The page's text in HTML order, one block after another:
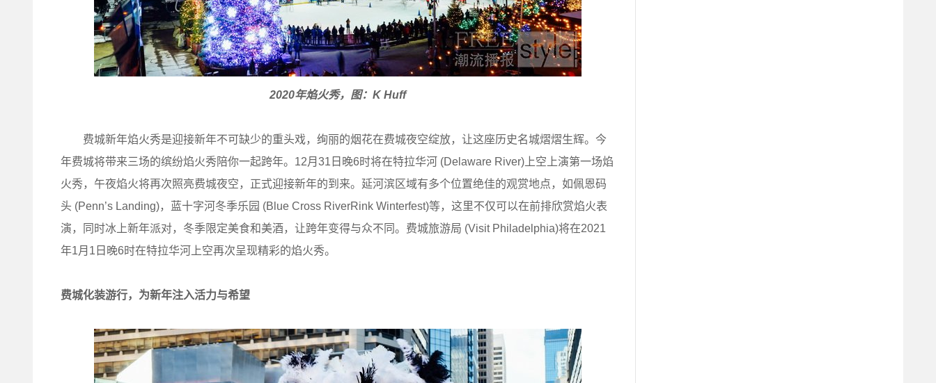
2020年焰火秀，图：K Huff
费城新年焰火秀是迎接新年不可缺少的重头戏，绚丽的烟花在费城夜空绽放，让这座历史名城熠熠生辉。今
年费城将带来三场的缤纷焰火秀陪你一起跨年。12月31日晚6时将在特拉华河 (Delaware River)上空上演第一场焰
火秀，午夜焰火将再次照亮费城夜空，正式迎接新年的到来。延河滨区域有多个位置绝佳的观赏地点，如佩恩码
头 (Penn’s Landing)，蓝十字河冬季乐园 (Blue Cross RiverRink Winterfest)等，这里不仅可以在前排欣赏焰火表
演，同时冰上新年派对，冬季限定美食和美酒，让跨年变得与众不同。费城旅游局 (Visit Philadelphia)将在2021
年1月1日晚6时在特拉华河上空再次呈现精彩的焰火秀。
费城化装游行，为新年注入活力与希望